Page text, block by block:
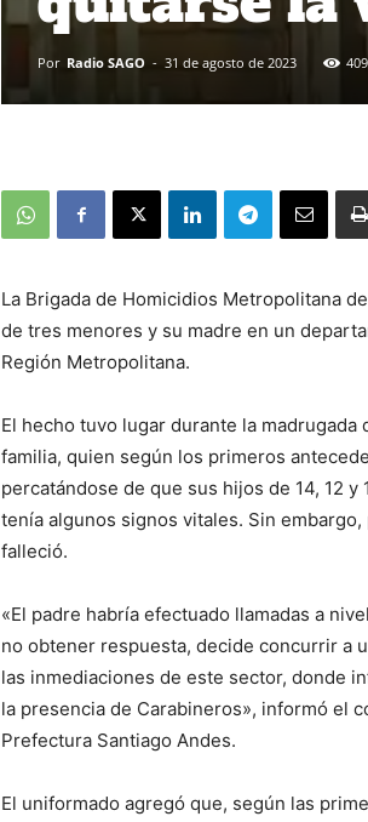
Por Radio SAGO - 31 de agosto de 2023 409
La Brigada de Homicidios Metropolitana
de tres menores y su madre en un
Región Metropolitana.
El hecho tuvo lugar durante la
familia, quien según los primeros
percatándose de que sus hijos de 14, 12
tenía algunos signos vitales. Sin
falleció.
«El padre habría efectuado llamadas a
no obtener respuesta, decide concurrir a
las inmediaciones de este sector, donde
la presencia de Carabineros», informó el
Prefectura Santiago Andes.
El uniformado agregó que, según las